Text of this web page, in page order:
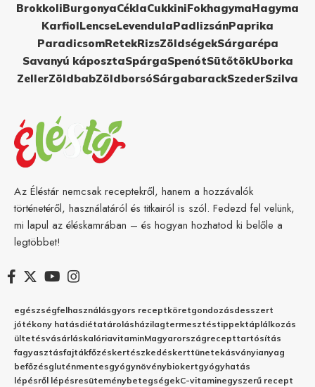
BrokkoliBurgonyaCéklaCukkiniFokhagymaHagyma
KarfiolLencseLevendulaPadlizsánPaprika
ParadicsomRetekRizsZöldségekSárgarépa
Savanyú káposztaSpárgaSpenótSütőtökUborka
ZellerZöldbabZöldborsóSárgabarackSzederSzilva
Az Éléstár nemcsak receptekről, hanem a hozzávalók
történetéről, használatáról és titkairól is szól. Fedezd fel velünk,
mi lapul az éléskamrában – és hogyan hozhatod ki belőle a
legtöbbet!
egészségfelhasználásgyors receptköretgondozásdesszert
jótékony hatásdiétatárolásházilagtermesztéstippektáplálkozás
ültetésvásárláskalóriavitaminMagyarországrecepttartósítás
fagyasztásfajtákfőzéskertészkedéskerttünetekásványianyag
befőzésgluténmentesgyógynövénybiokertgyógyhatás
lépésről lépésresüteménybetegségekC-vitaminegyszerű recept